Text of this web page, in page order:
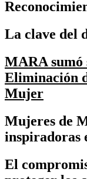
La clave del
MARA sumó
Eliminación
Mujer
Mujeres de
inspiradoras
El